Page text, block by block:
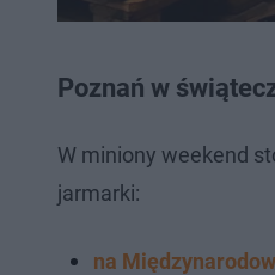
Poznań w
W miniony weekend
jarmarki:
na